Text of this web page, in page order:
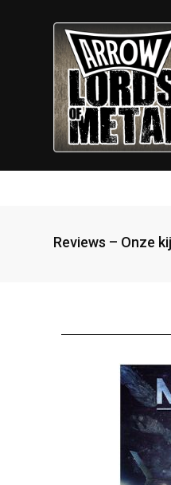
Reviews – Onze